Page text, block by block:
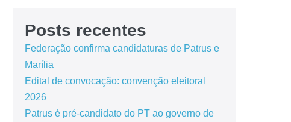
Posts recentes
Federação confirma candidaturas de Patrus e
Marília
Edital de convocação: convenção eleitoral
2026
Patrus é pré-candidato do PT ao governo de